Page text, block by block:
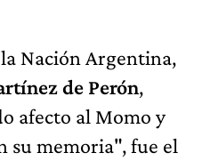
Nación Argentina,
de Perón,
afecto al Momo y
su memoria", fue el